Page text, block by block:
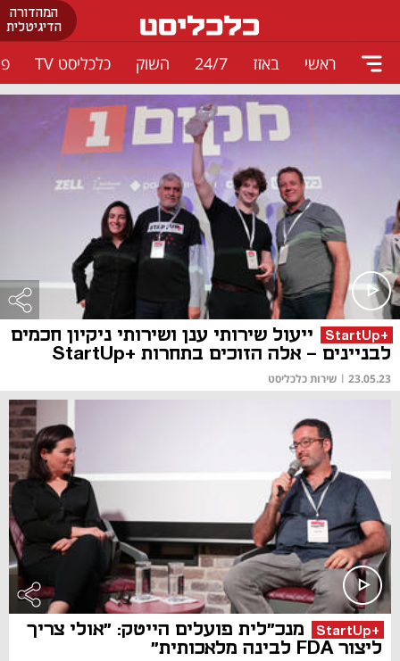
המהדורה
הדיגיטלית
ראשי באזז 24/7 השוק כלכליסט TV
+StartUp
ייעול שירותי ענן ושירותי ניקיון חכמים
לבניינים - אלה הזוכים בתחרות +StartUp
23.05.23
| שירות כלכליסט
+StartUp
מנכ"לית פועלים הייטק: "אולי צריך
ליצור FDA לבינה מלאכותית"